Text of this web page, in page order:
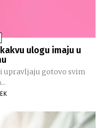
ulogu imaju u
upravljaju gotovo svim